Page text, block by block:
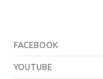
FACEBOOK
YOUTUBE